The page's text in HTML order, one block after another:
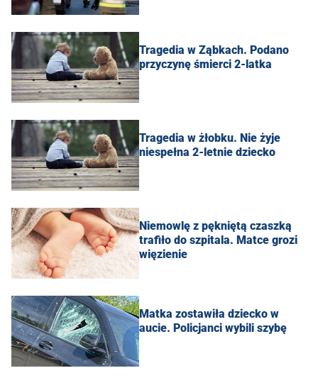
Tragedia w Ząbkach. Podano
przyczynę śmierci 2-latka
Tragedia w żłobku. Nie żyje
niespełna 2-letnie dziecko
Niemowlę z pękniętą czaszką
trafiło do szpitala. Matce grozi
więzienie
Matka zostawiła dziecko w
aucie. Policjanci wybili szybę